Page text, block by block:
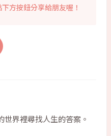
方按鈕分享給朋友喔！
界裡尋找人生的答案。